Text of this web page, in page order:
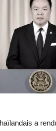
a